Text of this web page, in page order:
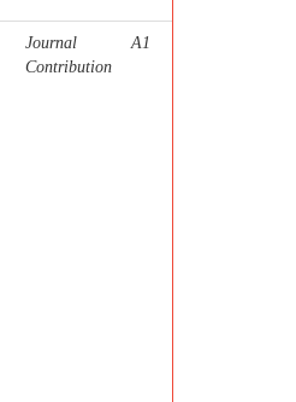
Journal
Contribution
A1